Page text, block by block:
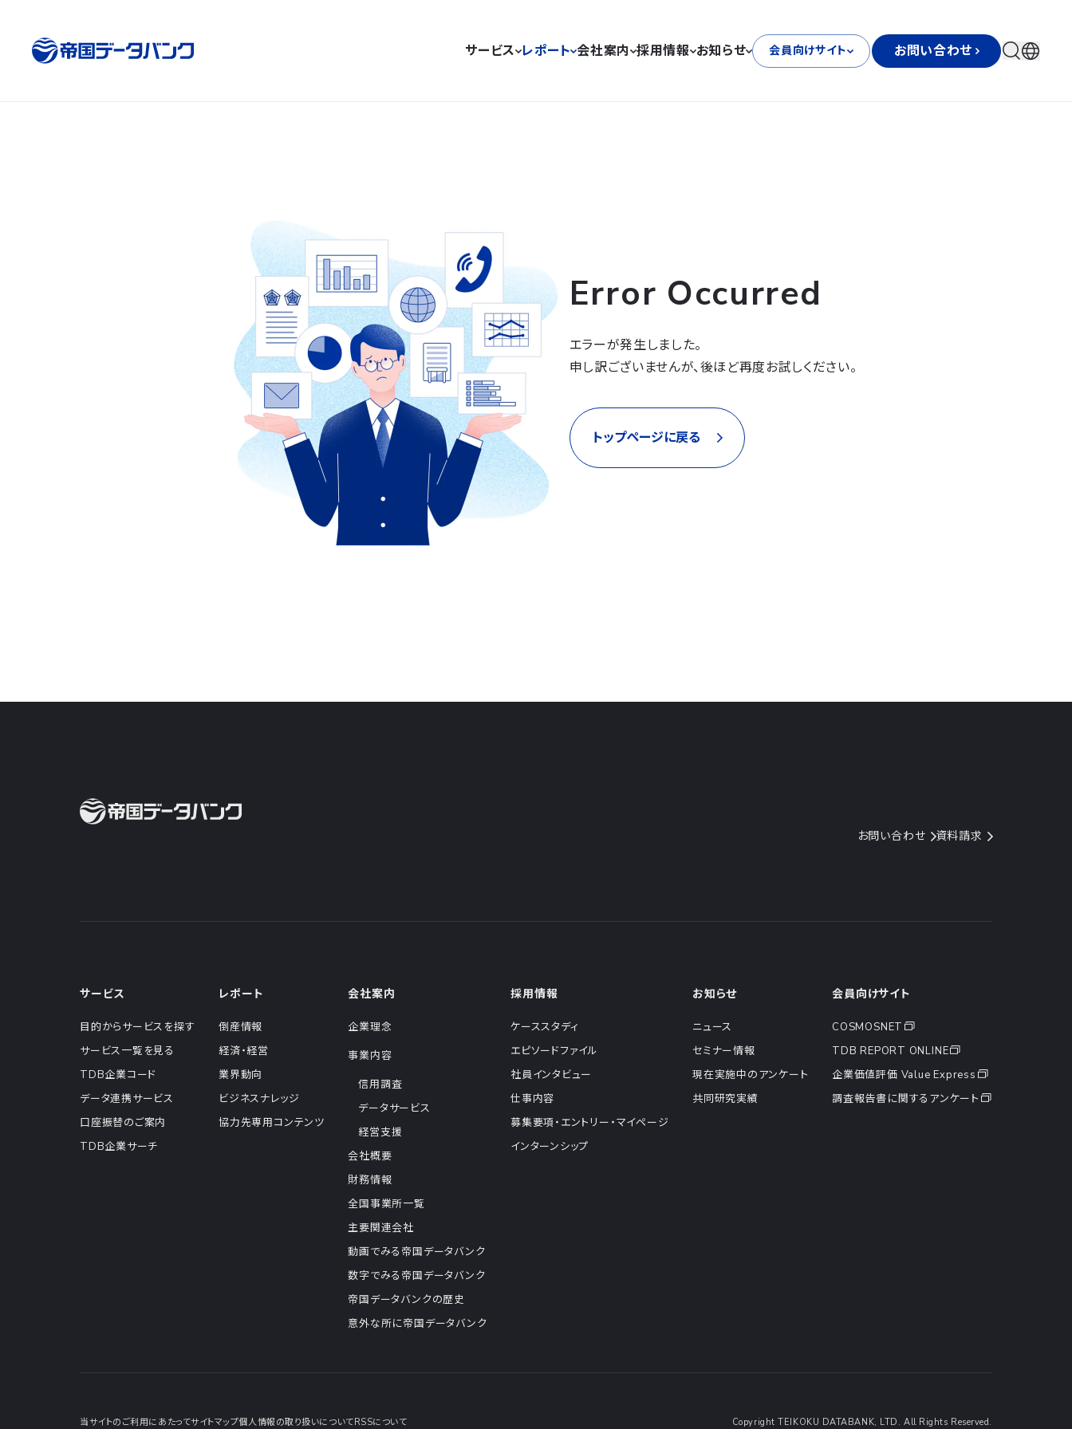
サービス レポート 会社案内 採用情報 お知らせ 会員向けサイト お問い合わせ
Error Occurred
エラーが発生しました。
申し訳ございませんが、後ほど再度お試しください。
トップページに戻る
お問い合わせ 資料請求
サービス
目的からサービスを探す
サービス一覧を見る
TDB企業コード
データ連携サービス
口座振替のご案内
TDB企業サーチ
レポート
倒産情報
経済・経営
業界動向
ビジネスナレッジ
協力先専用コンテンツ
会社案内
企業理念
事業内容
信用調査
データサービス
経営支援
会社概要
財務情報
全国事業所一覧
主要関連会社
動画でみる帝国データバンク
数字でみる帝国データバンク
帝国データバンクの歴史
意外な所に帝国データバンク
採用情報
ケーススタディ
エピソードファイル
社員インタビュー
仕事内容
募集要項・エントリー・マイページ
インターンシップ
お知らせ
ニュース
セミナー情報
現在実施中のアンケート
共同研究実績
会員向けサイト
COSMOSNET
TDB REPORT ONLINE
企業価値評価 Value Express
調査報告書に関するアンケート
当サイトのご利用にあたってサイトマップ個人情報の取り扱いについてRSSについて Copyright TEIKOKU DATABANK, LTD. All Rights Reserved.